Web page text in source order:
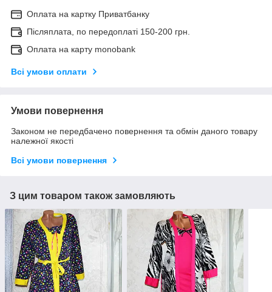
Оплата на картку Приватбанку
Післяплата, по передоплаті 150-200 грн.
Оплата на карту monobank
Всі умови оплати
Умови повернення
Законом не передбачено повернення та обмін даного товару
належної якості
Всі умови повернення
З цим товаром також замовляють